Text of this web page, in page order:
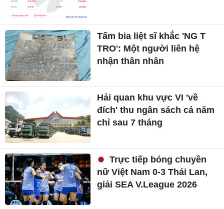
Tấm bia liệt sĩ khắc 'NG T
TRO': Một người liên hệ
nhận thân nhân
Hải quan khu vực VI 'về
đích' thu ngân sách cả năm
chỉ sau 7 tháng
Trực tiếp bóng chuyền
nữ Việt Nam 0-3 Thái Lan,
giải SEA V.League 2026